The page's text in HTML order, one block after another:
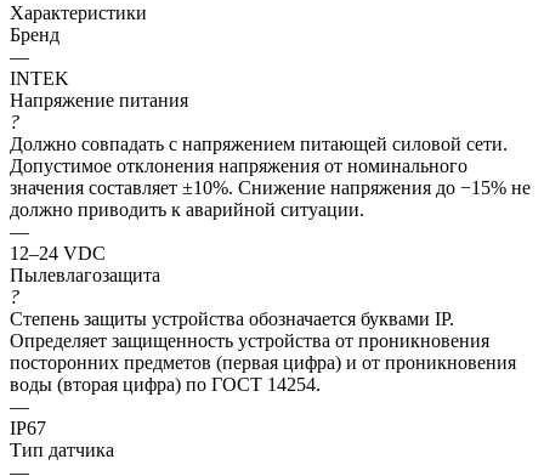
Характеристики
Бренд
—
INTEK
Напряжение питания
?
Должно совпадать с напряжением питающей силовой сети.
Допустимое отклонения напряжения от номинального
значения составляет ±10%. Снижение напряжения до −15% не
должно приводить к аварийной ситуации.
—
12–24 VDC
Пылевлагозащита
?
Степень защиты устройства обозначается буквами IP.
Определяет защищенность устройства от проникновения
посторонних предметов (первая цифра) и от проникновения
воды (вторая цифра) по ГОСТ 14254.
—
IP67
Тип датчика
—